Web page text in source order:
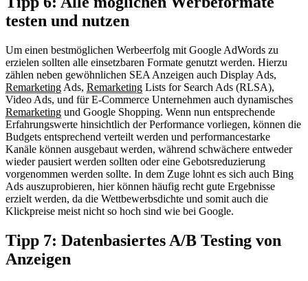
testen und nutzen
Um einen bestmöglichen Werbeerfolg mit Google AdWords zu
erzielen sollten alle einsetzbaren Formate genutzt werden. Hierzu
zählen neben gewöhnlichen SEA Anzeigen auch Display Ads,
Remarketing Ads, Remarketing Lists for Search Ads (RLSA),
Video Ads, und für E-Commerce Unternehmen auch dynamisches
Remarketing und Google Shopping. Wenn nun entsprechende
Erfahrungswerte hinsichtlich der Performance vorliegen, können die
Budgets entsprechend verteilt werden und performancestarke
Kanäle können ausgebaut werden, während schwächere entweder
wieder pausiert werden sollten oder eine Gebotsreduzierung
vorgenommen werden sollte. In dem Zuge lohnt es sich auch Bing
Ads auszuprobieren, hier können häufig recht gute Ergebnisse
erzielt werden, da die Wettbewerbsdichte und somit auch die
Klickpreise meist nicht so hoch sind wie bei Google.
Tipp 7: Datenbasiertes A/B Testing von
Anzeigen